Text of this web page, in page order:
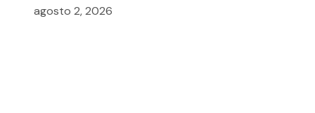
agosto 2, 2026